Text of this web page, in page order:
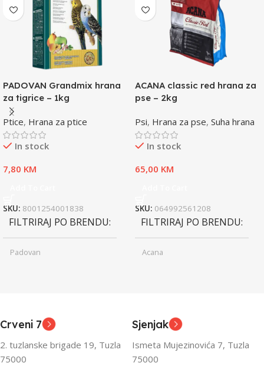
PADOVAN Grandmix hrana
za tigrice – 1kg
Ptice, Hrana za ptice
In stock
7,80 KM
SKU: 8001254001838
FILTRIRAJ PO BRENDU
Padovan
FILTRIRAJ PO TEŽINI
ACANA classic red hrana za
pse – 2kg
Psi, Hrana za pse, Suha hrana
In stock
65,00 KM
SKU: 064992561208
FILTRIRAJ PO BRENDU
Acana
FILTRIRAJ PO TEŽINI
Crveni 7
2. tuzlanske brigade 19, Tuzla
75000
Sjenjak
Ismeta Mujezinovića 7, Tuzla
75000